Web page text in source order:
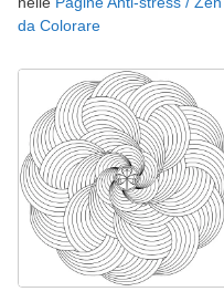
da Colorare